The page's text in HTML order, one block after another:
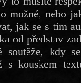
možné, nebo
jak se s tím
od představ
soutěže, kdy
s kouskem